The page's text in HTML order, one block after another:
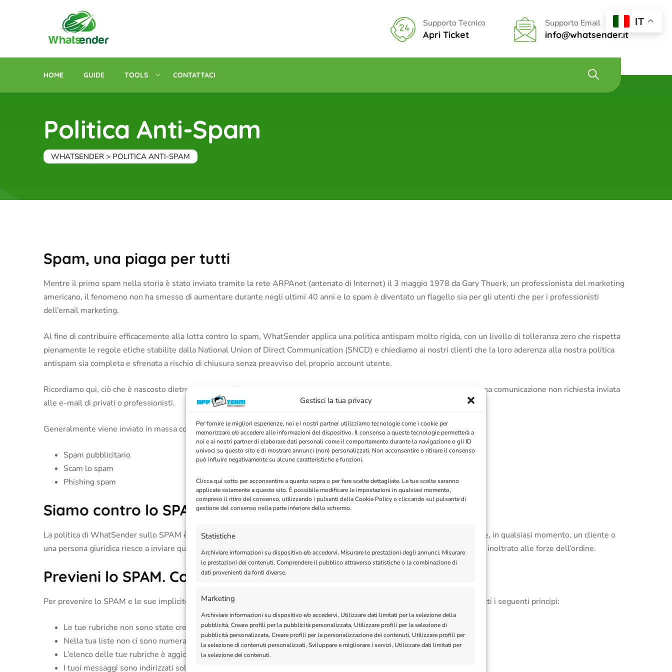
Gestisci la tua privacy
Per fornire le migliori esperienze, noi e i nostri partner utilizziamo tecnologie come i cookie per
memorizzare e/o accedere alle informazioni del dispositivo. Il consenso a queste tecnologie permetterà a
noi e ai nostri partner di elaborare dati personali come il comportamento durante la navigazione o gli ID
univoci su questo sito e di mostrare annunci (non) personalizzati. Non acconsentire o ritirare il consenso
può influire negativamente su alcune caratteristiche e funzioni.
Clicca qui sotto per acconsentire a quanto sopra o per fare scelte dettagliate. Le tue scelte saranno
applicate solamente a questo sito. È possibile modificare le impostazioni in qualsiasi momento,
compreso il ritiro del consenso, utilizzando i pulsanti della Cookie Policy o cliccando sul pulsante di
gestione del consenso nella parte inferiore dello schermo.
Statistiche
Archiviare informazioni su dispositivo e/o accedervi, Misurare le prestazioni degli annunci, Misurare
le prestazioni dei contenuti, Comprendere il pubblico attraverso statistiche o la combinazione di
dati provenienti da fonti diverse.
Marketing
Archiviare informazioni su dispositivo e/o accedervi, Utilizzare dati limitati per la selezione della
pubblicità, Creare profili per la pubblicità personalizzata, Utilizzare profili per la selezione di
pubblicità personalizzata, Creare profili per la personalizzazione dei contenuti, Utilizzare profili per
la selezione di contenuti personalizzati, Sviluppare e migliorare i servizi, Utilizzare dati limitati per
la selezione dei contenuti.
Supporto Tecnico
Apri Ticket
Supporto Email
info@whatsender.it
HOME GUIDE TOOLS CONTATTACI
Politica Anti-Spam
WHATSENDER > POLITICA ANTI-SPAM
Spam, una piaga per tutti
Mentre il primo spam nella storia è stato inviato tramite la rete ARPAnet (antenato di Internet) il 3 maggio 1978 da Gary Thuerk, un professionista del marketing
americano, il fenomeno non ha smesso di aumentare durante negli ultimi 40 anni e lo spam è diventato un flagello sia per gli utenti che per i professionisti
dell’email marketing.
Al fine di contribuire efficacemente alla lotta contro lo spam, WhatSender applica una politica antispam molto rigida, con un livello di tolleranza zero che rispetta
pienamente le regole etiche stabilite dalla National Union of Direct Communication (SNCD) e chiediamo ai nostri clienti che la loro aderenza alla nostra politica
antispam sia completa e sfrenata a rischio di chiusura senza preavviso del proprio account utente.
Ricordiamo qui, ciò che è nascosto dietro il termine “SPAM”, chiamato anche spam, spam o posta indesiderata. Lo spam è una comunicazione non richiesta inviata
alle e-mail di privati ​​o professionisti.
Generalmente viene inviato in massa con intenzioni più o meno disoneste. Esistono tre principali famiglie di spam:
Spam pubblicitario
Scam lo spam
Phishing spam
Siamo contro lo SPAM e aiutiamo a prevenirlo
La politica di WhatSender sullo SPAM è chiarissima: siamo completamente contrari allo SPAM o ai messaggi spazzatura. Se, in qualsiasi momento, un cliente o
una persona giuridica riesce a inviare qualsiasi tipo di messaggio illegale attraverso i nostri servizi, il caso sarà debitamente inoltrato alle forze dell’ordine.
Previeni lo SPAM. Consigli utili prima di inviare un messaggio
Per prevenire lo SPAM e le sue implicite conseguenze, prima di inviare un messaggio verifica che il tuo procedimento rispetti i seguenti principi:
Le tue rubriche non sono state create sulla base di elenchi acquistati o noleggiati.
Nella tua liste non ci sono numerazioni generiche o sospette.
L’elenco delle tue rubriche è aggiornato e non contiene numeri di persone con consenso scaduto.
I tuoi messaggi sono indirizzati solo a persone che ti hanno dato il permesso esplicito di inviare loro notifiche.
IT